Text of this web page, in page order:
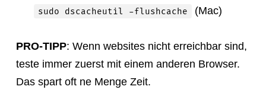
sudo dscacheutil -flushcache (Mac)
PRO-TIPP: Wenn websites nicht erreichbar sind,
teste immer zuerst mit einem anderen Browser.
Das spart oft ne Menge Zeit.